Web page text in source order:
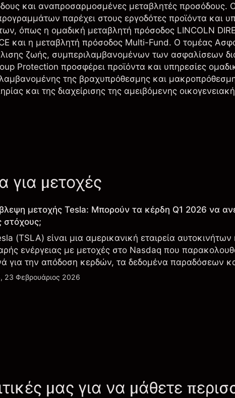
και αναπροσαρμοσμένες μεταβλητές προσόδους.
παρέχει στους εργοδότες προϊόντα και
όπως η ομαδική μεταβλητή πρόσοδος LINCOLN
και η μεταβλητή πρόσοδος Multi-Fund. Ο τομέας
ζωής, συμπεριλαμβανομένων των ασφαλίσεων
Protection προσφέρει προϊόντα και υπηρεσίες
της βραχυπρόθεσμης και
και της διαχείρισης της αμειβόμενης
για μετοχές
μετοχής Tesla: Μπορούν τα κέρδη Q1 2026 να
στόχους;
(TSLA) είναι μια αμερικανική εταιρεία αυτοκινήτων
ενέργειας με μετοχές στο Nasdaq που
για την απόδοση κερδών, τα δεδομένα παραδόσεων
στην τεχνολογία και την παραγωγή.
23 Φεβρουάριος 2026
μας για να μάθετε